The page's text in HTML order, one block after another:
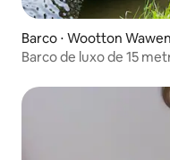
Barco ⋅ Wootton Wawen
Barco de luxo de 15